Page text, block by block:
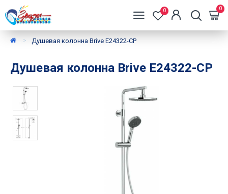
0 0
Душевая колонна Brive E24322-CP
Душевая колонна Brive E24322-CP